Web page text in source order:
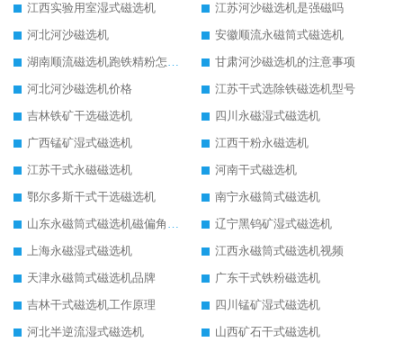
江西实验用室湿式磁选机
江苏河沙磁选机是强磁吗
河北河沙磁选机
安徽顺流永磁筒式磁选机
湖南顺流磁选机跑铁精粉怎么处理
甘肃河沙磁选机的注意事项
河北河沙磁选机价格
江苏干式选除铁磁选机型号
吉林铁矿干选磁选机
四川永磁湿式磁选机
广西锰矿湿式磁选机
江西干粉永磁选机
江苏干式永磁磁选机
河南干式磁选机
鄂尔多斯干式干选磁选机
南宁永磁筒式磁选机
山东永磁筒式磁选机磁偏角怎么调整
辽宁黑钨矿湿式磁选机
上海永磁湿式磁选机
江西永磁筒式磁选机视频
天津永磁筒式磁选机品牌
广东干式铁粉磁选机
吉林干式磁选机工作原理
四川锰矿湿式磁选机
河北半逆流湿式磁选机
山西矿石干式磁选机